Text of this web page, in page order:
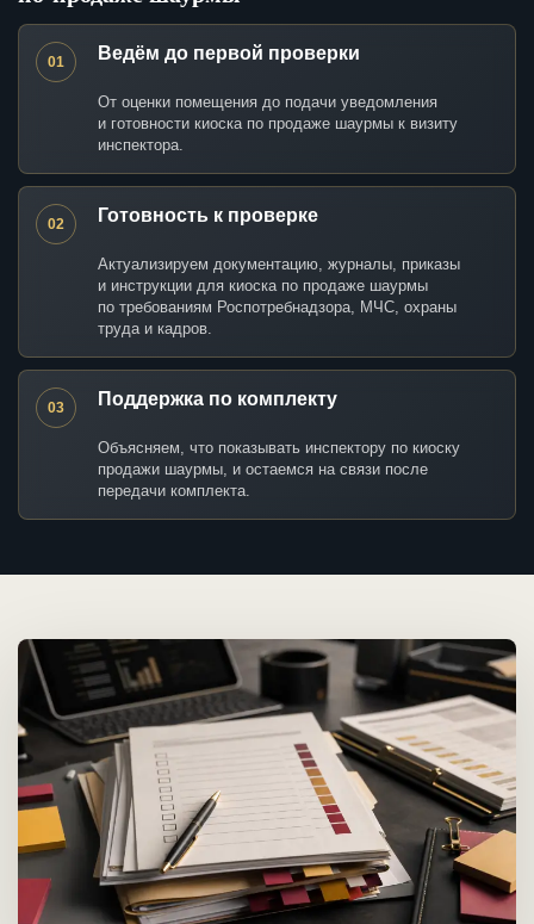
01 Ведём до первой проверки
От оценки помещения до подачи уведомления
и готовности киоска по продаже шаурмы к визиту
инспектора.
02 Готовность к проверке
Актуализируем документацию, журналы, приказы
и инструкции для киоска по продаже шаурмы
по требованиям Роспотребнадзора, МЧС, охраны
труда и кадров.
03 Поддержка по комплекту
Объясняем, что показывать инспектору по киоску
продажи шаурмы, и остаемся на связи после
передачи комплекта.